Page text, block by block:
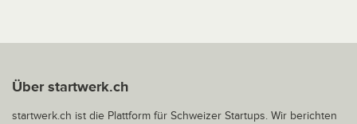
Über startwerk.ch
startwerk.ch ist die Plattform für Schweizer Startups. Wir berichten